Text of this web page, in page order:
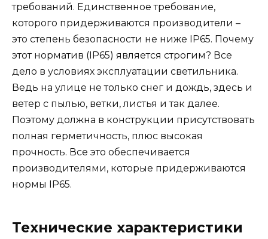
требований. Единственное требование,
которого придерживаются производители –
это степень безопасности не ниже IP65. Почему
этот норматив (IP65) является строгим? Все
дело в условиях эксплуатации светильника.
Ведь на улице не только снег и дождь, здесь и
ветер с пылью, ветки, листья и так далее.
Поэтому должна в конструкции присутствовать
полная герметичность, плюс высокая
прочность. Все это обеспечивается
производителями, которые придерживаются
нормы IP65.
Технические характеристики